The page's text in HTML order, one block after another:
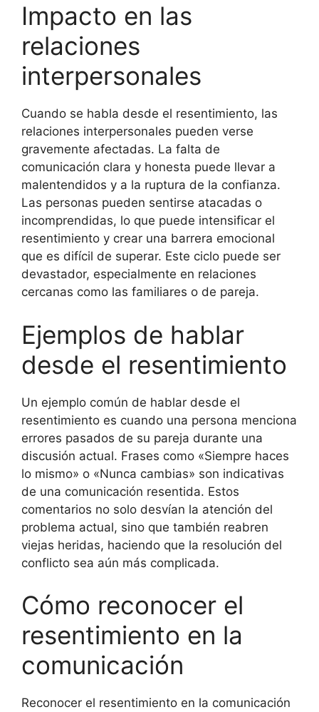
Impacto en las
relaciones
interpersonales
Cuando se habla desde el resentimiento, las
relaciones interpersonales pueden verse
gravemente afectadas. La falta de
comunicación clara y honesta puede llevar a
malentendidos y a la ruptura de la confianza.
Las personas pueden sentirse atacadas o
incomprendidas, lo que puede intensificar el
resentimiento y crear una barrera emocional
que es difícil de superar. Este ciclo puede ser
devastador, especialmente en relaciones
cercanas como las familiares o de pareja.
Ejemplos de hablar
desde el resentimiento
Un ejemplo común de hablar desde el
resentimiento es cuando una persona menciona
errores pasados de su pareja durante una
discusión actual. Frases como «Siempre haces
lo mismo» o «Nunca cambias» son indicativas
de una comunicación resentida. Estos
comentarios no solo desvían la atención del
problema actual, sino que también reabren
viejas heridas, haciendo que la resolución del
conflicto sea aún más complicada.
Cómo reconocer el
resentimiento en la
comunicación
Reconocer el resentimiento en la comunicación